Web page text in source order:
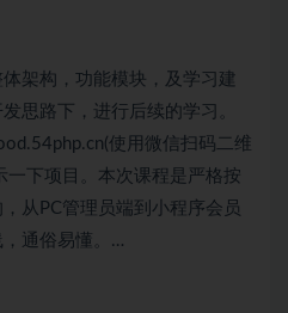
架构，功能模块，及学习建
思路下，进行后续的学习。
使用微信扫码二维
一下项目。本次课程是严格按
从PC管理员端到小程序会员
通俗易懂。…